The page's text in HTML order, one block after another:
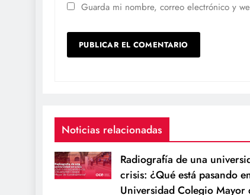
Guarda mi nombre, correo electrónico y
Noticias relacionadas
Radiografía de una
crisis: ¿Qué está pasando
Universidad Colegio Mayor